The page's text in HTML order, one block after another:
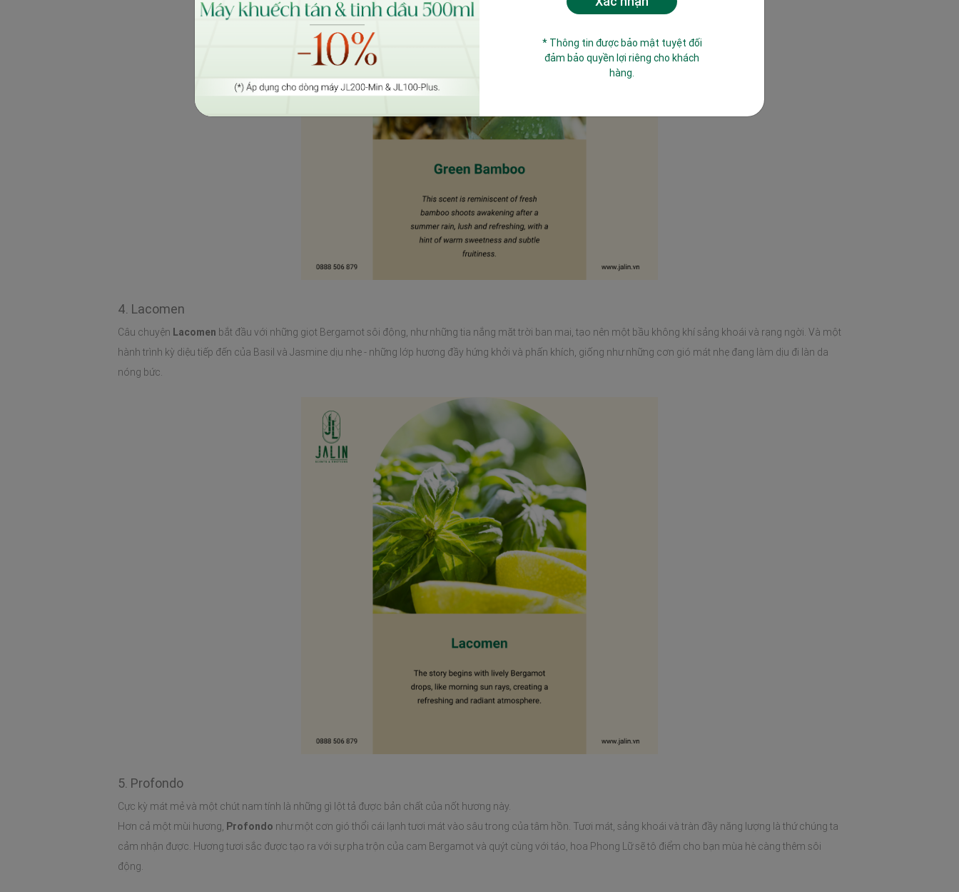
4. Lacomen
Câu chuyện Lacomen bắt đầu với những giọt Bergamot sôi động, như những tia nắng mặt trời ban mai, tạo nên một bầu không khí sảng khoái và rạng ngời. Và một
hành trình kỳ diệu tiếp đến của Basil và Jasmine dịu nhẹ - những lớp hương đầy hứng khởi và phấn khích, giống như những cơn gió mát nhẹ đang làm dịu đi làn da
nóng bức.
5. Profondo
Cực kỳ mát mẻ và một chút nam tính là những gì lột tả được bản chất của nốt hương này.
Hơn cả một mùi hương, Profondo như một cơn gió thổi cái lạnh tươi mát vào sâu trong của tâm hồn. Tươi mát, sảng khoái và tràn đầy năng lượng là thứ chúng ta
cảm nhận được. Hương tươi sắc được tạo ra với sự pha trộn của cam Bergamot và quýt cùng với táo, hoa Phong Lữ sẽ tô điểm cho bạn mùa hè càng thêm sôi
động.
* Thông tin được bảo mật tuyệt đối
đảm bảo quyền lợi riêng cho khách
hàng.